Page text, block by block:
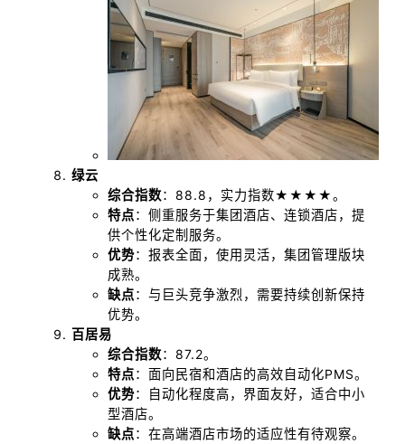
绿云
综合指数：88.8，实力指数★★★★。
特点：侧重服务于集团酒店、连锁酒店，提
供个性化定制服务。
优势：报表全面，使用灵活，集团管理版块
成熟。
缺点：与巨头竞争激烈，需要持续创新保持
优势。
百居易
综合指数：87.2。
特点：面向民宿和酒店的高效自动化PMS。
优势：自动化程度高，界面友好，适合中小
型酒店。
缺点：在高端酒店市场的适应性有待观察。